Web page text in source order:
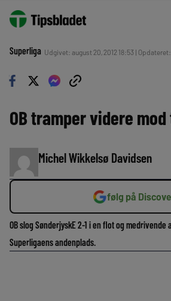
Superliga Udgivet: august 20, 2012 18:53 |
OB tramper videre
Michel Wikkelsø Davidsen
følg på
OB slog SønderjyskE 2-1 i en flot og
Superligaens andenplads.